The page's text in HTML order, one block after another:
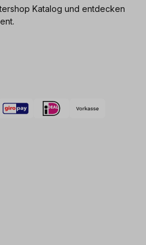
Katalog und entdecken